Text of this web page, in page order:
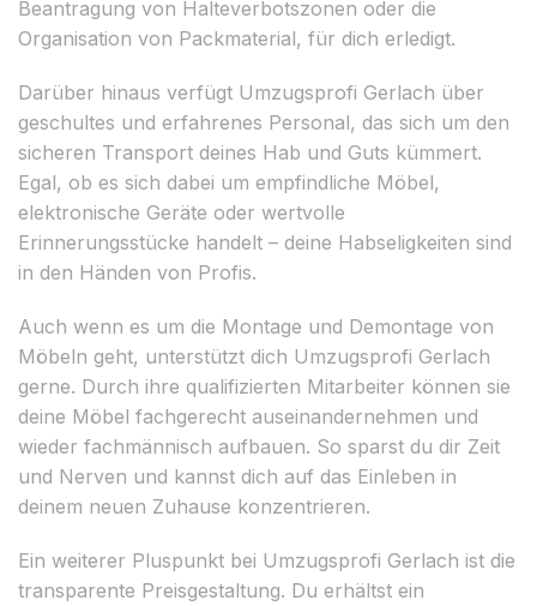
Beantragung von Halteverbotszonen oder die
Organisation von Packmaterial, für dich erledigt.
Darüber hinaus verfügt Umzugsprofi Gerlach über
geschultes und erfahrenes Personal, das sich um den
sicheren Transport deines Hab und Guts kümmert.
Egal, ob es sich dabei um empfindliche Möbel,
elektronische Geräte oder wertvolle
Erinnerungsstücke handelt – deine Habseligkeiten sind
in den Händen von Profis.
Auch wenn es um die Montage und Demontage von
Möbeln geht, unterstützt dich Umzugsprofi Gerlach
gerne. Durch ihre qualifizierten Mitarbeiter können sie
deine Möbel fachgerecht auseinandernehmen und
wieder fachmännisch aufbauen. So sparst du dir Zeit
und Nerven und kannst dich auf das Einleben in
deinem neuen Zuhause konzentrieren.
Ein weiterer Pluspunkt bei Umzugsprofi Gerlach ist die
transparente Preisgestaltung. Du erhältst ein